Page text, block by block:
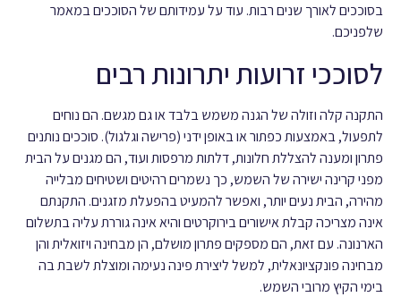
בסוככים לאורך שנים רבות. עוד על עמידותם של הסוככים במאמר
שלפניכם.
לסוככי זרועות יתרונות רבים
התקנה קלה וזולה של הגנה משמש בלבד או גם מגשם. הם נוחים
לתפעול, באמצעות כפתור או באופן ידני (פרישה וגלגול). סוככים נותנים
פתרון ומענה להצללת חלונות, דלתות מרפסות ועוד, הם מגנים על הבית
מפני קרינה ישירה של השמש, כך נשמרים רהיטים ושטיחים מבלייה
מהירה, הבית נעים יותר, ואפשר להמעיט בהפעלת מזגנים. התקנתם
אינה מצריכה קבלת אישורים בירוקרטים והיא אינה גוררת עליה בתשלום
הארנונה. עם זאת, הם מספקים פתרון מושלם, הן מבחינה ויזואלית והן
מבחינה פונקציונאלית, למשל ליצירת פינה נעימה ומוצלת לשבת בה
בימי הקיץ מרובי השמש.